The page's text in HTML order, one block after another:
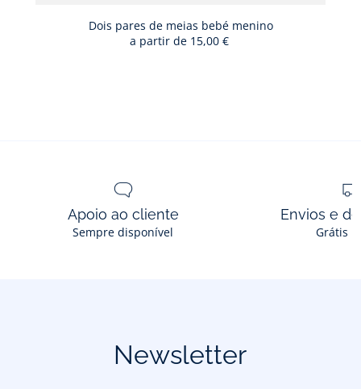
Dois pares de meias bebé menino
a partir de 15,00 €
Apoio ao cliente
Sempre disponível
Envios e
Grátis
Newsletter